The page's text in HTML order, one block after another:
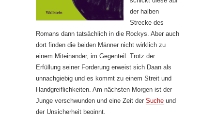
der halben
Strecke des
Romans dann tatsächlich in die Rockys. Aber auch
dort finden die beiden Männer nicht wirklich zu
einem Miteinander, im Gegenteil. Trotz der
Erfüllung seiner Forderung erweist sich Daan als
unnachgiebig und es kommt zu einem Streit und
Handgreiflichkeiten. Am nächsten Morgen ist der
Junge verschwunden und eine Zeit der Suche und
der Unsicherheit beginnt.